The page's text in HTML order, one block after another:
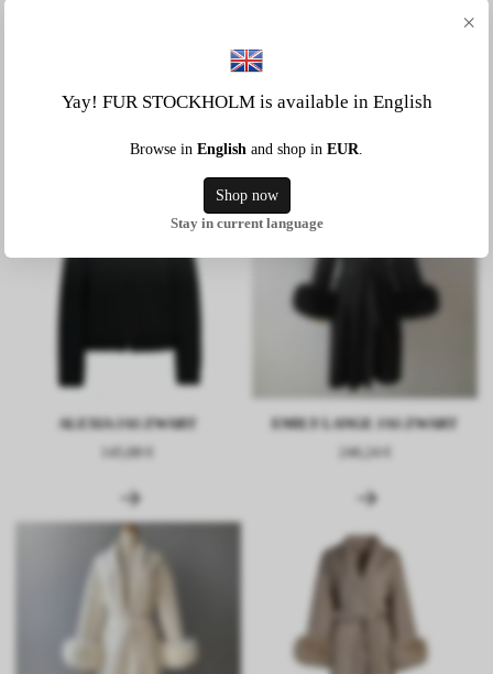
145,88 €
145,88 €
ALEXIA JAS ZWART
145,88 €
EMILY LANGE JAS ZWART
246,24 €
×
Yay! FUR STOCKHOLM is available in English
Browse in English and shop in EUR
Shop now
Stay in current language